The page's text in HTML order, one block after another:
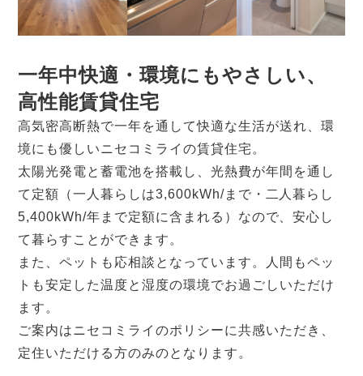
一年中快適・環境にもやさしい、
高性能賃貸住宅
高気密高断熱で一年を通して快適な生活が送れ、環
境にも優しいニセコミライの賃貸住宅。
太陽光発電と蓄電池を搭載し、光熱費が年間を通し
て定額（一人暮らしは3,600kWh/まで・二人暮らし
5,400kWh/年まで定額に含まれる）なので、安心し
て暮らすことができます。
また、ペットも応相談となっています。人間もペッ
トも安定した温度と湿度の環境でお過ごしいただけ
ます。
ご案内はニセコミライのポリシーに共感いただき、
定住いただける方のみのとなります。